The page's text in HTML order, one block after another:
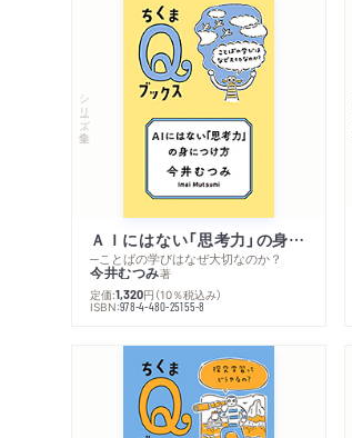
シリーズ・全集
ＡＩにはない「思考力」の身につけ方
─ことばの学びはなぜ大切なのか？
今井むつみ著
定価:1,320円 （10％税込み）
ISBN:978-4-480-25155-8